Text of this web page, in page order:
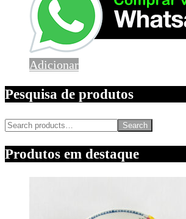
Adicionar
Pesquisa de produtos
Search
Produtos em destaque